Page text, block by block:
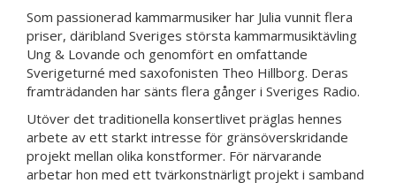
Som passionerad kammarmusiker har Julia vunnit flera
priser, däribland Sveriges största kammarmusiktävling
Ung & Lovande och genomfört en omfattande
Sverigeturné med saxofonisten Theo Hillborg. Deras
framträdanden har sänts flera gånger i Sveriges Radio.
Utöver det traditionella konsertlivet präglas hennes
arbete av ett starkt intresse för gränsöverskridande
projekt mellan olika konstformer. För närvarande
arbetar hon med ett tvärkonstnärligt projekt i samband